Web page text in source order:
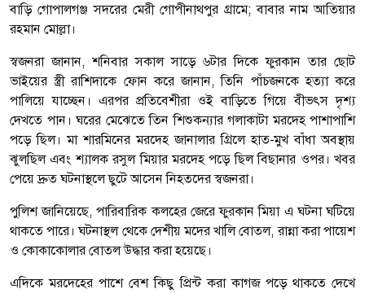
বাড়ি গোপালগঞ্জ সদরের মেরী গোপীনাথপুর গ্রামে; বাবার নাম আতিয়ার
রহমান মোল্লা।
স্বজনরা জানান, শনিবার সকাল সাড়ে ৬টার দিকে ফুরকান তার ছোট
ভাইয়ের স্ত্রী রাশিদাকে ফোন করে জানান, তিনি পাঁচজনকে হত্যা করে
পালিয়ে যাচ্ছেন। এরপর প্রতিবেশীরা ওই বাড়িতে গিয়ে বীভৎস দৃশ্য
দেখতে পান। ঘরের মেঝেতে তিন শিশুকন্যার গলাকাটা মরদেহ পাশাপাশি
পড়ে ছিল। মা শারমিনের মরদেহ জানালার গ্রিলে হাত-মুখ বাঁধা অবস্থায়
ঝুলছিল এবং শ্যালক রসুল মিয়ার মরদেহ পড়ে ছিল বিছানার ওপর। খবর
পেয়ে দ্রুত ঘটনাস্থলে ছুটে আসেন নিহতদের স্বজনরা।
পুলিশ জানিয়েছে, পারিবারিক কলহের জেরে ফুরকান মিয়া এ ঘটনা ঘটিয়ে
থাকতে পারে। ঘটনাস্থল থেকে দেশীয় মদের খালি বোতল, রান্না করা পায়েশ
ও কোকাকোলার বোতল উদ্ধার করা হয়েছে।
এদিকে মরদেহের পাশে বেশ কিছু প্রিন্ট করা কাগজ পড়ে থাকতে দেখে